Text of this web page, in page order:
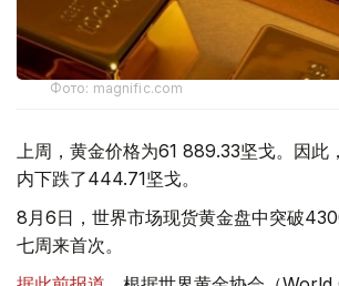
Фото: magnific.com
上周，黄金价格为61 889.33坚戈。因此
内下跌了444.71坚戈。
8月6日，世界市场现货黄金盘中突破
七周来首次。